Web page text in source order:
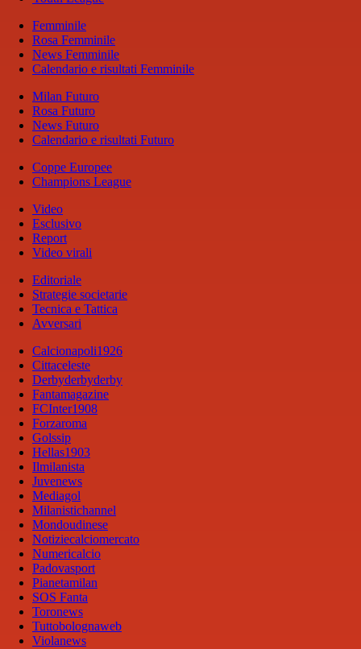
Femminile
Rosa Femminile
News Femminile
Calendario e risultati Femminile
Milan Futuro
Rosa Futuro
News Futuro
Calendario e risultati Futuro
Coppe Europee
Champions League
Video
Esclusivo
Report
Video virali
Editoriale
Strategie societarie
Tecnica e Tattica
Avversari
Calcionapoli1926
Cittaceleste
Derbyderbyderby
Fantamagazine
FCInter1908
Forzaroma
Golssip
Hellas1903
Ilmilanista
Juvenews
Mediagol
Milanistichannel
Mondoudinese
Notiziecalciomercato
Numericalcio
Padovasport
Pianetamilan
SOS Fanta
Toronews
Tuttobolognaweb
Violanews